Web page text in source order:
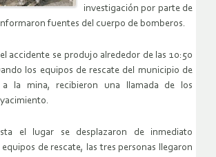
investigación por parte de
fuentes del cuerpo de bomberos.
accidente se produjo alrededor de las 10:50
los equipos de rescate del municipio de
a la mina, recibieron una llamada de los
el lugar se desplazaron de inmediato
de rescate, las tres personas llegaron